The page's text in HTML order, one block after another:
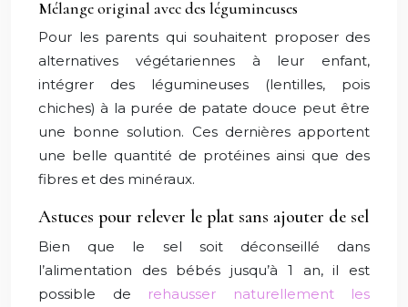
Mélange original avec des légumineuses
Pour les parents qui souhaitent proposer des
alternatives végétariennes à leur enfant,
intégrer des légumineuses (lentilles, pois
chiches) à la purée de patate douce peut être
une bonne solution. Ces dernières apportent
une belle quantité de protéines ainsi que des
fibres et des minéraux.
Astuces pour relever le plat sans ajouter de sel
Bien que le sel soit déconseillé dans
l’alimentation des bébés jusqu’à 1 an, il est
possible de
rehausser naturellement les